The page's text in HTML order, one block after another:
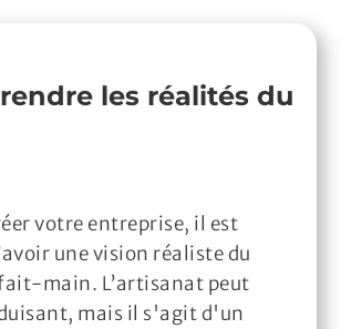
les réalités du
votre entreprise, il est
une vision réaliste du
main. L’artisanat peut
mais il s'agit d'un